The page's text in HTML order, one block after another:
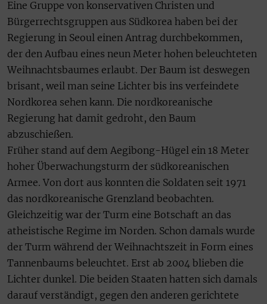
Eine Gruppe von konservativen Christen und
Bürgerrechtsgruppen aus Südkorea haben bei der
Regierung in Seoul einen Antrag durchbekommen,
der den Aufbau eines neun Meter hohen beleuchteten
Weihnachtsbaumes erlaubt. Der Baum ist deswegen
brisant, weil man seine Lichter bis ins verfeindete
Nordkorea sehen kann. Die nordkoreanische
Regierung hat damit gedroht, den Baum
abzuschießen.
Früher stand auf dem Aegibong-Hügel ein 18 Meter
hoher Überwachungsturm der südkoreanischen
Armee. Von dort aus konnten die Soldaten seit 1971
das nordkoreanische Grenzland beobachten.
Gleichzeitig war der Turm eine Botschaft an das
atheistische Regime im Norden. Schon damals wurde
der Turm während der Weihnachtszeit in Form eines
Tannenbaums beleuchtet. Erst ab 2004 blieben die
Lichter dunkel. Die beiden Staaten hatten sich damals
darauf verständigt, gegen den anderen gerichtete